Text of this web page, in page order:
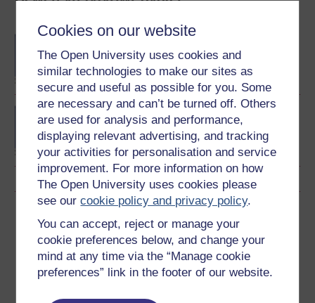
Cookies on our website
The Open University uses cookies and
similar technologies to make our sites as
secure and useful as possible for you. Some
are necessary and can’t be turned off. Others
are used for analysis and performance,
displaying relevant advertising, and tracking
your activities for personalisation and service
improvement. For more information on how
The Open University uses cookies please
see ourcookie policy and privacy policy.
You can accept, reject or manage your
cookie preferences below, and change your
mind at any time via the “Manage cookie
preferences” link in the footer of our website.
degree
Concepts in chemistry
Lawrlwytho'r cwrs hwn
Lawrlwythwch y cwrs hwn i'w ddefnyddio heb fod ar-lein
neu ar ddyfeisiau eraill